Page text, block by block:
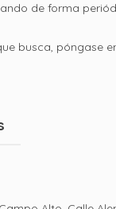
de forma
busca, póngase